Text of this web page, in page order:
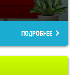
ПОДРОБНЕЕ